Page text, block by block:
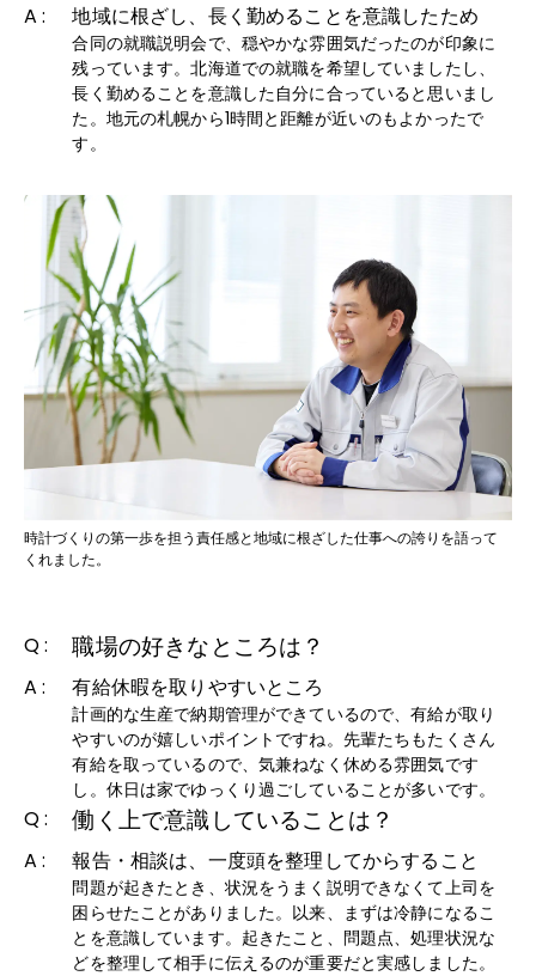
A : 地域に根ざし、長く勤めることを意識したため
合同の就職説明会で、穏やかな雰囲気だったのが印象に
残っています。北海道での就職を希望していましたし、
長く勤めることを意識した自分に合っていると思いまし
た。地元の札幌から1時間と距離が近いのもよかったで
す。
時計づくりの第一歩を担う責任感と地域に根ざした仕事への誇りを語って
くれました。
Q : 職場の好きなところは？
A : 有給休暇を取りやすいところ
計画的な生産で納期管理ができているので、有給が取り
やすいのが嬉しいポイントですね。先輩たちもたくさん
有給を取っているので、気兼ねなく休める雰囲気です
し。休日は家でゆっくり過ごしていることが多いです。
Q : 働く上で意識していることは？
A : 報告・相談は、一度頭を整理してからすること
問題が起きたとき、状況をうまく説明できなくて上司を
困らせたことがありました。以来、まずは冷静になるこ
とを意識しています。起きたこと、問題点、処理状況な
どを整理して相手に伝えるのが重要だと実感しました。